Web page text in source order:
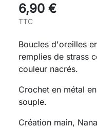
6,90 €
TTC
Boucles d'oreilles
remplies de strass
couleur nacrés.
Crochet en métal
souple.
Création main,